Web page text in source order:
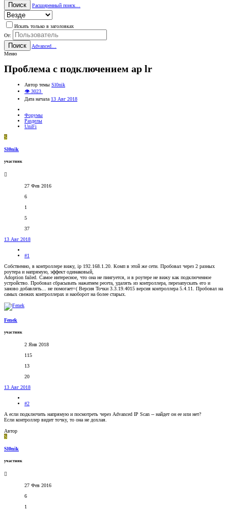
Поиск Расширенный поиск…
Искать только в заголовках
От:
Поиск
Advanced…
Меню
Проблема с подключением ap lr
Автор темы Sl0nik
👁 3023
Дата начала 13 Авг 2018
Форумы
Разделы
UniFi
S
Sl0nik
участник
27 Фев 2016
6
1
5
37
13 Авг 2018
#1
Собственно, в контроллере вижу, ip 192.168.1.20. Комп в этой же сети. Пробовал через 2 разных
роутера и напрямую, эффект одинаковый,
Adoption failed. Самое интересное, что она не пингуется, и в роутере не вижу как подключенное
устройство. Пробовал сбрасывать нажатием ресета, удалять из контроллера, перезапускать его и
заново добавлять... не помогает=( Версия Точки 3.3.19.4015 версия контроллера 5.4.11. Пробовал на
самых свежих контроллерах и наоборот на более старых.
Fenek
участник
2 Янв 2018
115
13
20
13 Авг 2018
#2
А если подключить напрямую и посмотреть через Advanced IP Scan -- найдет он ее или нет?
Если контроллер видит точку, то она не дохлая.
Автор
S
Sl0nik
участник
27 Фев 2016
6
1